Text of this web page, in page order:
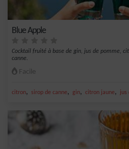
Blue Apple
Cocktail fruité à base de gin, jus de pomme,
canne.
Facile
citron, sirop de canne, gin, citron jaune, jus